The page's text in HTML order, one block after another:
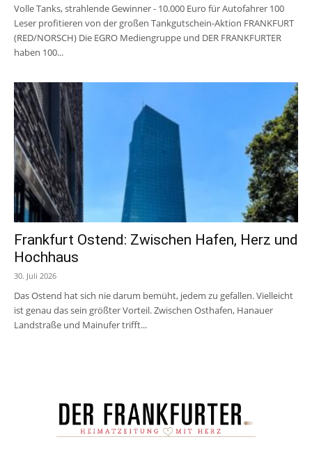
Volle Tanks, strahlende Gewinner - 10.000 Euro für Autofahrer 100
Leser profitieren von der großen Tankgutschein-Aktion FRANKFURT
(RED/NORSCH) Die EGRO Mediengruppe und DER FRANKFURTER
haben 100...
Frankfurt Ostend: Zwischen Hafen, Herz und
Hochhaus
30. Juli 2026
Das Ostend hat sich nie darum bemüht, jedem zu gefallen. Vielleicht
ist genau das sein größter Vorteil. Zwischen Osthafen, Hanauer
Landstraße und Mainufer trifft...